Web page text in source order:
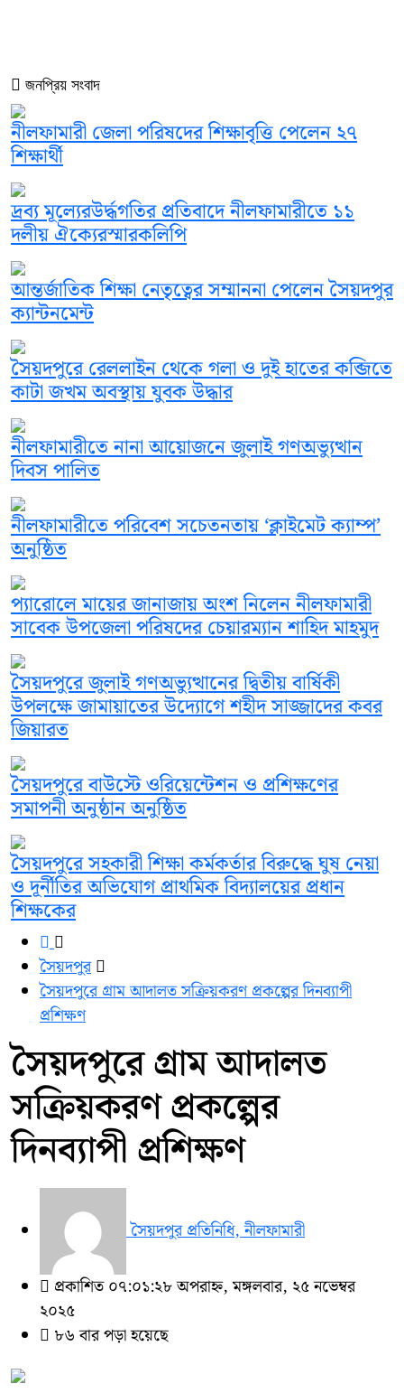
সৈয়দপুর
সৈয়দপুরে গ্রাম আদালত সক্রিয়করণ প্রকল্পের দিনব্যাপী
প্রশিক্ষণ
সৈয়দপুরে গ্রাম আদালত
সক্রিয়করণ প্রকল্পের
দিনব্যাপী প্রশিক্ষণ
সৈয়দপুর প্রতিনিধি, নীলফামারী
প্রকাশিত ০৭:০১:২৮ অপরাহ্ন, মঙ্গলবার, ২৫ নভেম্বর
২০২৫
৮৬ বার পড়া হয়েছে
জনপ্রিয় সংবাদ
নীলফামারী জেলা পরিষদের শিক্ষাবৃত্তি পেলেন ২৭
শিক্ষার্থী
দ্রব্য মূল্যেরউর্দ্ধগতির প্রতিবাদে নীলফামারীতে ১১
দলীয় ঐক্যেরস্মারকলিপি
আন্তর্জাতিক শিক্ষা নেতৃত্বের সম্মাননা পেলেন সৈয়দপুর
ক্যান্টনমেন্ট
সৈয়দপুরে রেললাইন থেকে গলা ও দুই হাতের কব্জিতে
কাটা জখম অবস্থায় যুবক উদ্ধার
নীলফামারীতে নানা আয়োজনে জুলাই গণঅভ্যুত্থান
দিবস পালিত
নীলফামারীতে পরিবেশ সচেতনতায় ‘ক্লাইমেট ক্যাম্প’
অনুষ্ঠিত
প্যারোলে মায়ের জানাজায় অংশ নিলেন নীলফামারী
সাবেক উপজেলা পরিষদের চেয়ারম্যান শাহিদ মাহমুদ
সৈয়দপুরে জুলাই গণঅভ্যুত্থানের দ্বিতীয় বার্ষিকী
উপলক্ষে জামায়াতের উদ্যোগে শহীদ সাজ্জাদের কবর
জিয়ারত
সৈয়দপুরে বাউস্টে ওরিয়েন্টেশন ও প্রশিক্ষণের
সমাপনী অনুষ্ঠান অনুষ্ঠিত
সৈয়দপুরে সহকারী শিক্ষা কর্মকর্তার বিরুদ্ধে ঘুষ নেয়া
ও দূর্নীতির অভিযোগ প্রাথমিক বিদ্যালয়ের প্রধান
শিক্ষকের